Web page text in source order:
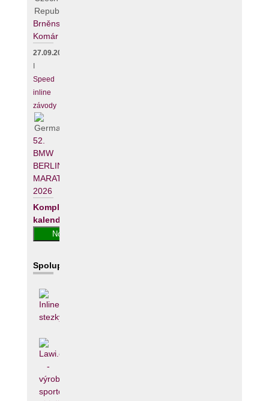
Brněnský
Komár
27.09.2026
Speed
inline
závody
52.
BMW
BERLIN-
MARATHON
2026
Kompletní
kalendář
Spolupracujeme